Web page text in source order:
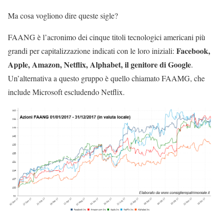
Ma cosa vogliono dire queste sigle?
FAANG è l’acronimo dei cinque titoli tecnologici americani più
grandi per capitalizzazione indicati con le loro iniziali: Facebook,
Apple, Amazon, Netflix, Alphabet, il genitore di Google.
Un’alternativa a questo gruppo è quello chiamato FAAMG, che
include Microsoft escludendo Netflix.